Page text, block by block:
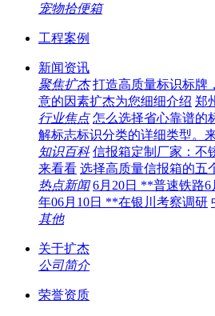
宠物拾便箱
工程案例
新闻资讯
聚焦扩杰 打造高质量标识标牌
意的因素扩杰为您细细介绍 郑
行业焦点 怎么选择省心靠谱的
解标志标识分类的详细类型。
知识百科 信报箱定制厂家：不
来看看 选择高质量信报箱的五
热点新闻 6月20日 **普速铁路
年06月10日 **在银川考察调研
其他
关于扩杰
公司简介
荣誉资质